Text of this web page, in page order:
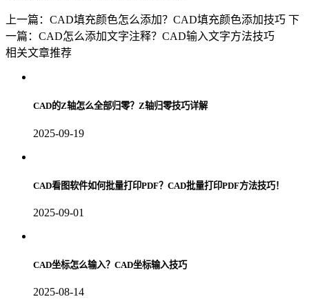
上一篇：CAD填充颜色怎么添加？CAD填充颜色添加技巧 下
一篇：CAD怎么添加文字注释？CAD输入文字方法技巧
相关文章推荐
CAD的Z轴怎么全部归零？Z轴归零技巧详解
2025-09-19
CAD看图软件如何批量打印PDF？CAD批量打印PDF方法技巧！
2025-09-01
CAD坐标怎么输入？CAD坐标输入技巧
2025-08-14